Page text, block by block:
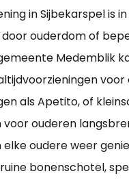
in Sijbekarspel is
ouderdom of
Medemblik
voor
als Apetito, of
ouderen
elke oudere weer
bonenschotel,